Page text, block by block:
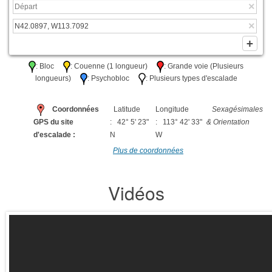
: Bloc : Couenne (1 longueur)
: Grande voie (Plusieurs
longueurs)
: Psychobloc : Plusieurs types d'escalade
Coordonnées
GPS du site
d'escalade :
Latitude
: 42° 5' 23"
N
Longitude
: 113° 42' 33"
W
Sexagésimales
& Orientation
Plus de coordonnées
Vidéos